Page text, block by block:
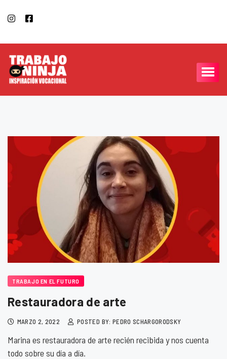
TRABAJO EN EL FUTURO
Restauradora de arte
MARZO 2, 2022 POSTED BY: PEDRO SCHARGORODSKY
Marina es restauradora de arte recién recibida y nos cuenta
todo sobre su día a día.